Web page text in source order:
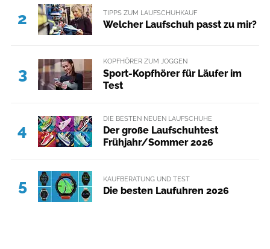
2 TIPPS ZUM LAUFSCHUHKAUF
Welcher Laufschuh passt zu mir?
3
KOPFHÖRER ZUM JOGGEN
Sport-Kopfhörer für Läufer im
Test
4
DIE BESTEN NEUEN LAUFSCHUHE
Der große Laufschuhtest
Frühjahr/Sommer 2026
5 KAUFBERATUNG UND TEST
Die besten Laufuhren 2026